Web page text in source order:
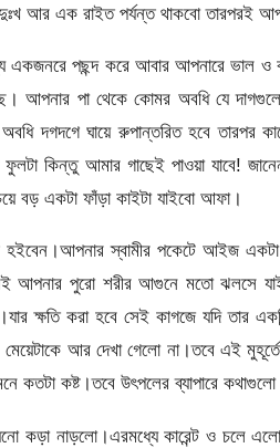
আর এক রাইত পর্যন্ত থাকবো তারপরই
একজনরে পছন্দ করে আবার আপনারে ভাল ও
আপনার পা থেকে কোমর অবধি যে
দগদগে ঘায়ে রুপান্তরিত হবে তারপর
কিন্তু আমার গাছেই পাওয়া যাবে!
বড় একটা ফাঁড়া কাইটা যাইবো আফা।
স্বামীর পকেটে আইজ একটা
আপনার পুরো শরীর আগুনে মতো ঝলসে
ক্ষতি করা হবে সেই কাগজে যদি তার
আর দেখা গেলো না।তবে এই
কতটা কষ্ট।তবে উৎপলের ব্যাপারে
কড়া নাড়লো।এরমধ্যে কারেন্ট ও চলে